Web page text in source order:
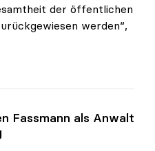
der öffentlichen
werden“,
Fassmann als Anwalt